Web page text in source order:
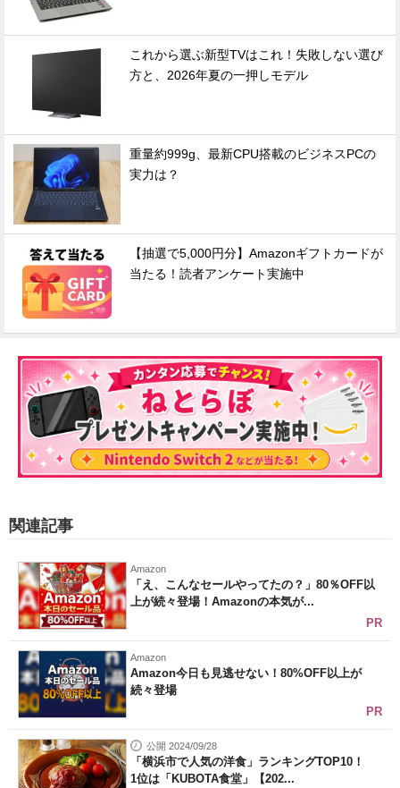
これから選ぶ新型TVはこれ！失敗しない選び
方と、2026年夏の一押しモデル
重量約999g、最新CPU搭載のビジネスPCの
実力は？
【抽選で5,000円分】Amazonギフトカードが
当たる！読者アンケート実施中
関連記事
Amazon
「え、こんなセールやってたの？」80％OFF以
上が続々登場！Amazonの本気が...
PR
Amazon
Amazon今日も見逃せない！80%OFF以上が
続々登場
PR
公開 2024/09/28
「横浜市で人気の洋食」ランキングTOP10！
1位は「KUBOTA食堂」【202...